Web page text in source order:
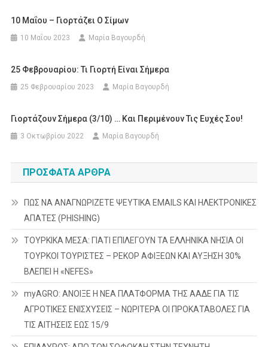
10 Μαΐου – Γιορτάζει Ο Σίμων
10 Μαΐου 2023 Μαρία Βαγουρδή
25 Φεβρουαρίου: Τι Γιορτή Είναι Σήμερα
25 Φεβρουαρίου 2023 Μαρία Βαγουρδή
Γιορτάζουν Σήμερα (3/10) … Και Περιμένουν Τις Ευχές Σου!
3 Οκτωβρίου 2022 Μαρία Βαγουρδή
ΠΡΌΣΦΑΤΑ ΆΡΘΡΑ
ΠΩΣ ΝΑ ΑΝΑΓΝΩΡΙΖΕΤΕ ΨΕΥΤΙΚΑ EMAILS ΚΑΙ ΗΛΕΚΤΡΟΝΙΚΕΣ
ΑΠΑΤΕΣ (PHISHING)
ΤΟΥΡΚΙΚΑ ΜΕΣΑ: ΓΙΑΤΙ ΕΠΙΛΕΓΟΥΝ ΤΑ ΕΛΛΗΝΙΚΑ ΝΗΣΙΑ ΟΙ
ΤΟΥΡΚΟΙ ΤΟΥΡΙΣΤΕΣ – ΡΕΚΟΡ ΑΦΙΞΕΩΝ ΚΑΙ ΑΥΞΗΣΗ 30%
ΒΛΕΠΕΙ Η «NEFES»
myAGRO: ΑΝΟΙΞΕ Η ΝΕΑ ΠΛΑΤΦΟΡΜΑ ΤΗΣ ΑΑΔΕ ΓΙΑ ΤΙΣ
ΑΓΡΟΤΙΚΕΣ ΕΝΙΣΧΥΣΕΙΣ – ΝΩΡΙΤΕΡΑ ΟΙ ΠΡΟΚΑΤΑΒΟΛΕΣ ΓΙΑ
ΤΙΣ ΑΙΤΗΣΕΙΣ ΕΩΣ 15/9